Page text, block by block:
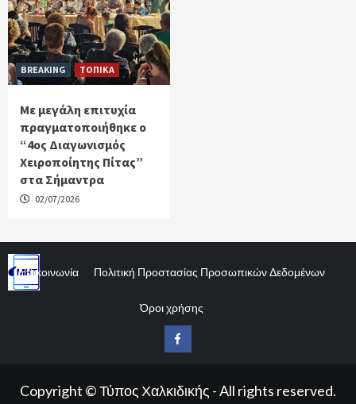
BREAKING ΤΟΠΙΚΑ
Με μεγάλη επιτυχία
πραγματοποιήθηκε ο
“4ος Διαγωνισμός
Χειροποίητης Πίτας”
στα Σήμαντρα
02/07/2026
Επικοινωνία Πολιτική Προστασίας Προσωπικών Δεδομένων
Όροι χρήσης
Facebook
Copyright © Τύπος Χαλκιδικής - All rights reserved.